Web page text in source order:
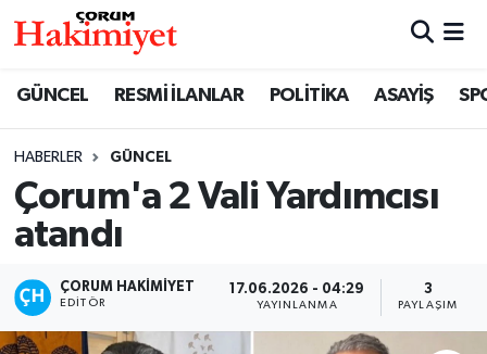
GÜNCEL RESMİ İLANLAR POLİTİKA ASAYİŞ
HABERLER GÜNCEL
Çorum'a 2 Vali Yardımcısı
atandı
ÇORUM HAKIMIYET
EDITÖR
17.06.2026 - 04:29
YAYINLANMA
3
PAYLAŞIM
SAĞLIK
ASAYİŞ
EKONOMİ
Nöbetçi Eczaneler
Çorum Namaz Vakitleri
Trafik Durumu
Süper Lig Puan Durumu ve Fikstür